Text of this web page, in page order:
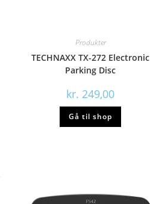
Produkter
TECHNAXX TX-272 Electronic
Parking Disc
kr. 249,00
Gå til shop